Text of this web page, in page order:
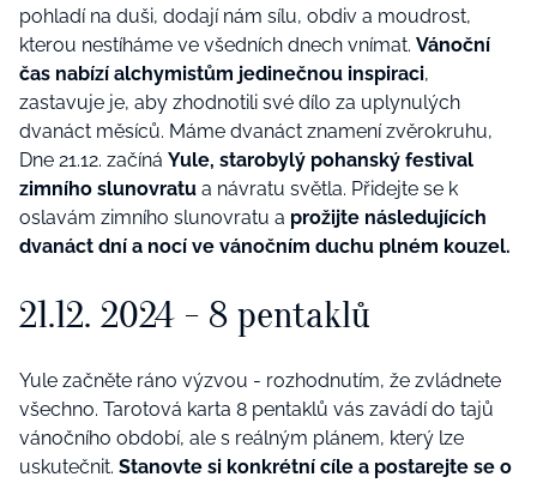
pohladí na duši, dodají nám sílu, obdiv a moudrost,
kterou nestíháme ve všedních dnech vnímat. Vánoční
čas nabízí alchymistům jedinečnou inspiraci,
zastavuje je, aby zhodnotili své dílo za uplynulých
dvanáct měsíců. Máme dvanáct znamení zvěrokruhu,
Dne 21.12. začíná Yule, starobylý pohanský festival
zimního slunovratu a návratu světla. Přidejte se k
oslavám zimního slunovratu a prožijte následujících
dvanáct dní a nocí ve vánočním duchu plném kouzel.
21.12. 2024 - 8 pentaklů
Yule začněte ráno výzvou - rozhodnutím, že zvládnete
všechno. Tarotová karta 8 pentaklů vás zavádí do tajů
vánočního období, ale s reálným plánem, který lze
uskutečnit. Stanovte si konkrétní cíle a postarejte se o